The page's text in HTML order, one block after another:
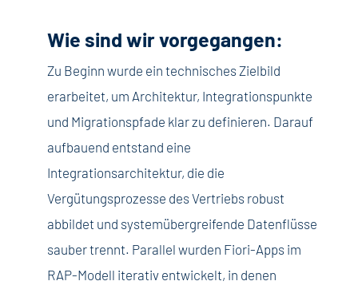
Wie sind wir vorgegangen:
Zu Beginn wurde ein technisches Zielbild
erarbeitet, um Architektur, Integrationspunkte
und Migrationspfade klar zu definieren. Darauf
aufbauend entstand eine
Integrationsarchitektur, die die
Vergütungsprozesse des Vertriebs robust
abbildet und systemübergreifende Datenflüsse
sauber trennt. Parallel wurden Fiori-Apps im
RAP-Modell iterativ entwickelt, in denen